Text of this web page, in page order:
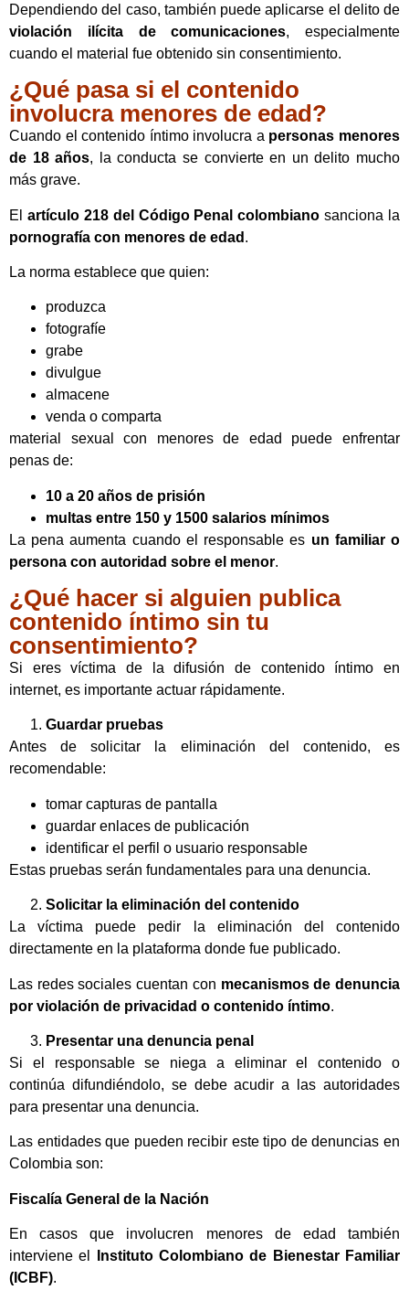
Dependiendo del caso, también puede aplicarse el delito de
violación ilícita de comunicaciones, especialmente
cuando el material fue obtenido sin consentimiento.
¿Qué pasa si el contenido
involucra menores de edad?
Cuando el contenido íntimo involucra a personas menores
de 18 años, la conducta se convierte en un delito mucho
más grave.
El artículo 218 del Código Penal colombiano sanciona la
pornografía con menores de edad .
La norma establece que quien:
produzca
fotografíe
grabe
divulgue
almacene
venda o comparta
material sexual con menores de edad puede enfrentar
penas de:
10 a 20 años de prisión
multas entre 150 y 1500 salarios mínimos
La pena aumenta cuando el responsable es un familiar o
persona con autoridad sobre el menor.
¿Qué hacer si alguien publica
contenido íntimo sin tu
consentimiento?
Si eres víctima de la difusión de contenido íntimo en
internet, es importante actuar rápidamente.
Guardar pruebas
Antes de solicitar la eliminación del contenido, es
recomendable:
tomar capturas de pantalla
guardar enlaces de publicación
identificar el perfil o usuario responsable
Estas pruebas serán fundamentales para una denuncia.
Solicitar la eliminación del contenido
La víctima puede pedir la eliminación del contenido
directamente en la plataforma donde fue publicado.
Las redes sociales cuentan con mecanismos de denuncia
por violación de privacidad o contenido íntimo.
Presentar una denuncia penal
Si el responsable se niega a eliminar el contenido o
continúa difundiéndolo, se debe acudir a las autoridades
para presentar una denuncia.
Las entidades que pueden recibir este tipo de denuncias en
Colombia son:
Fiscalía General de la Nación
En casos que involucren menores de edad también
interviene el
Instituto Colombiano de Bienestar Familiar
(ICBF).